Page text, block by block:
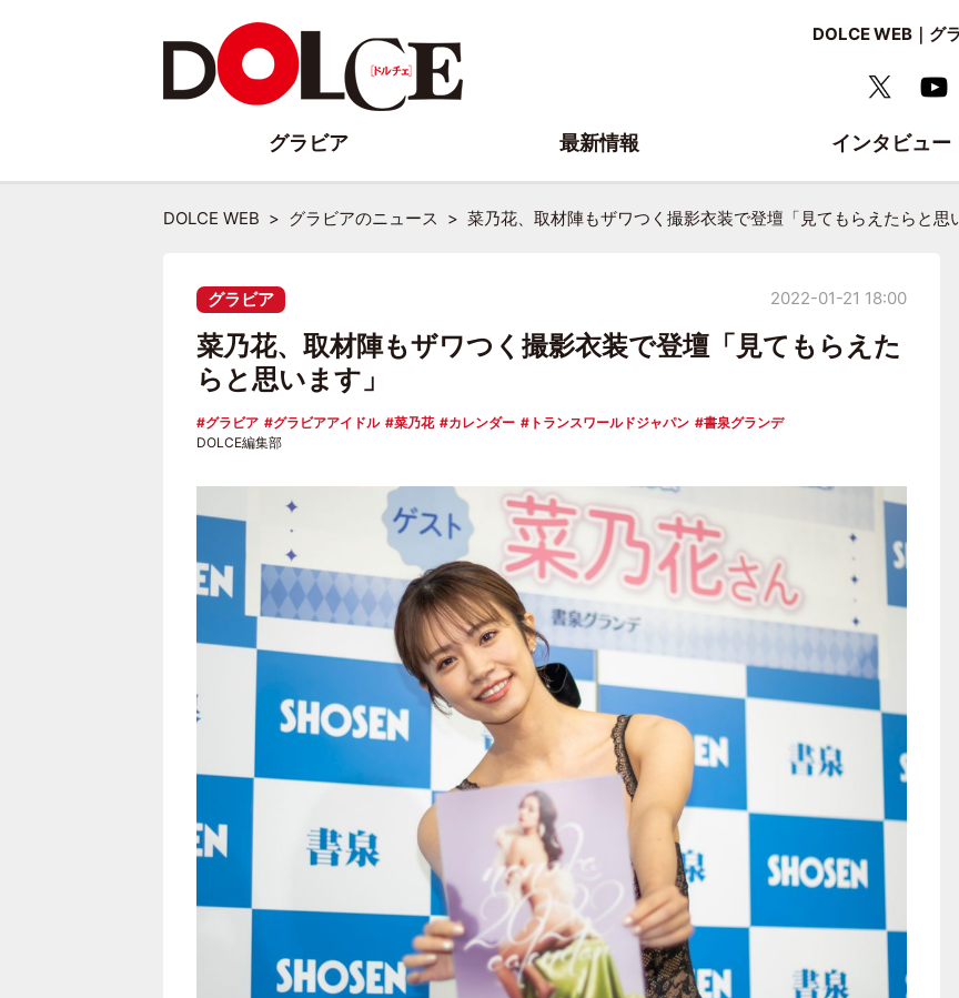
DOLCE WEB｜グ
DOLCE WEB グラビアのニュース 菜乃花、取材陣もザワつく撮影衣装で登壇「見てもらえたらと思
グラビア 2022-01-21 18:00
菜乃花、取材陣もザワつく撮影衣装で登壇「見てもらえた
らと思います」
グラビア グラビアアイドル 菜乃花 カレンダー トランスワールドジャパン
書泉グランデ
DOLCE編集部
グラビア 最新情報 インタビュー